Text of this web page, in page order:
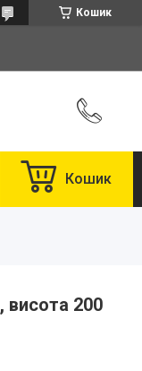
Кошик
Кошик
висота 200